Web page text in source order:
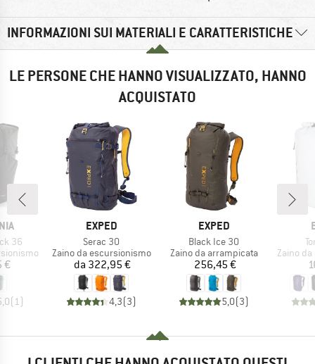
INFORMAZIONI SUI MATERIALI E CARATTERISTICHE
LE PERSONE CHE HANNO VISUALIZZATO, HANNO
ACQUISTATO
36
€
( 1)
MARCHIO
EXPED
Articolo
Serac 30
Gruppo di prodotti
Zaino da escursionismo
Prezzo
da 322,95 €
4,3(3)
MARCHIO
EXPED
Articolo
Black Ice 30
Gruppo di prodotti
Zaino da arrampicata
Prezzo
256,45 €
5,0(3)
Gruppo
Zaino